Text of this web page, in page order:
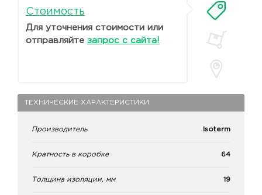
Стоимость
Для уточнения стоимости или
отправляйте запрос с сайта!
ТЕХНИЧЕСКИЕ ХАРАКТЕРИСТИКИ
Производитель Isoterm
Кратность в коробке 64
Толщина изоляции, мм 19